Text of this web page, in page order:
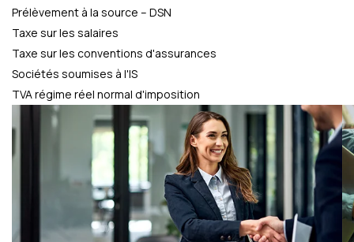
Prélèvement à la source – DSN
Taxe sur les salaires
Taxe sur les conventions d'assurances
Sociétés soumises à l'IS
TVA régime réel normal d'imposition